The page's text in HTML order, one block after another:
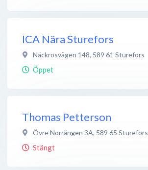
ICA Nära Sturefors
Näckrosvägen 148, 589 61 Sturefors
Öppet
Thomas Petterson
Övre Norrängen 3A, 589 65 Sturefors
Stängt